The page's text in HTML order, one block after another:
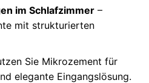
im Schlafzimmer–
mit strukturierten
Sie Mikrozement für
elegante Eingangslösung.